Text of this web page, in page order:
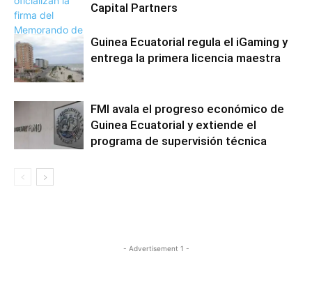
Capital Partners
Guinea Ecuatorial regula el iGaming y
entrega la primera licencia maestra
FMI avala el progreso económico de
Guinea Ecuatorial y extiende el
programa de supervisión técnica
- Advertisement 1 -